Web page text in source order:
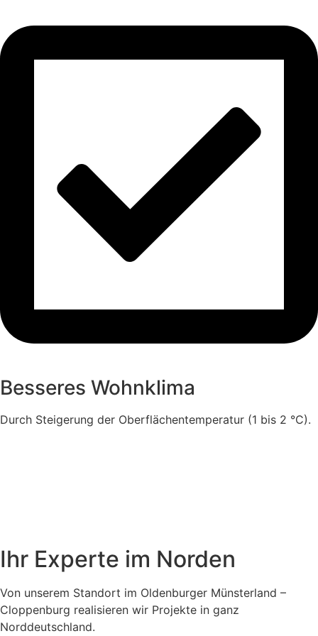
Besseres Wohnklima
Durch Steigerung der Oberflächentemperatur (1 bis 2 °C).
Ihr Experte im Norden
Von unserem Standort im Oldenburger Münsterland –
Cloppenburg realisieren wir Projekte in ganz
Norddeutschland.